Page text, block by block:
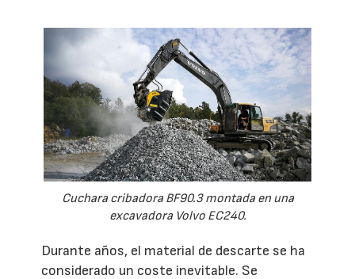
Cuchara cribadora BF90.3 montada en una
excavadora Volvo EC240.
Durante años, el material de descarte se ha
considerado un coste inevitable. Se